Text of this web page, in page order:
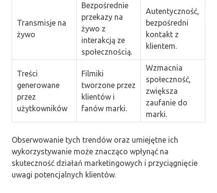
Transmisje na
żywo
Bezpośrednie
przekazy na
żywo z
interakcją ze
społecznością.
Autentyczność,
bezpośredni
kontakt z
klientem.
Treści
generowane
przez
użytkowników
Filmiki
tworzone przez
klientów i
fanów marki.
Wzmacnia
społeczność,
zwiększa
zaufanie do
marki.
Obserwowanie tych trendów oraz umiejętne ich
wykorzystywanie może znacząco wpłynąć na
skuteczność działań marketingowych i przyciągnięcie
uwagi potencjalnych klientów.